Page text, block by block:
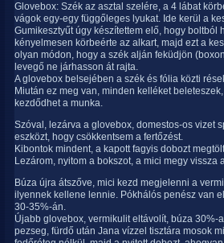
Glovebox: Szék az asztal szelére, a 4 lábat
vágok egy-egy függőleges lyukat. Ide kerül a
Gumikesztyűt úgy készítettem elő, hogy boltból
kényelmesen körbeérte az alkart, majd ezt a
olyan módon, hogy a szék alján feküdjön
levegő ne járhasson át rajta.
A glovebox belsejében a szék és fólia közti
Miután ez meg van, minden kelléket
kezdődhet a munka.
Szóval, lezárva a glovebox, domestos-os vizet
eszközt, hogy csökkentsem a fertőzést.
Kibontok mindent, a kapott fagyis dobozt
Lezárom, nyitom a bokszot, a mici megy vissza
Búza újra átszőve, mici kezd megjelenni a
ilyennek kellene lennie. Pókhálós penész van
30-35%-án.
Újabb glovebox, vermikulit eltávolít, búza
pezseg, fürdő után Jana vízzel tisztára mosok